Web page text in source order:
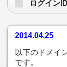
ログイン
2014.04.25
以下のドメイ
です。